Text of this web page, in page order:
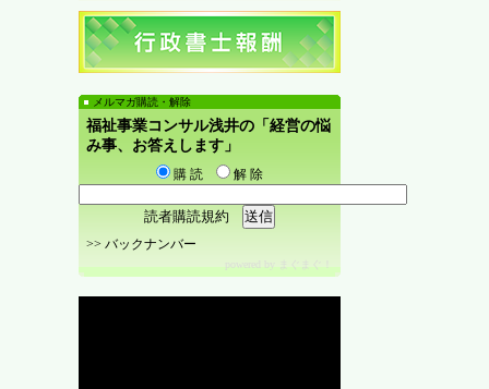
メルマガ購読・解除
福祉事業コンサル浅井の「経営の悩
み事、お答えします」
購 読 解 除
読者購読規約
>> バックナンバー